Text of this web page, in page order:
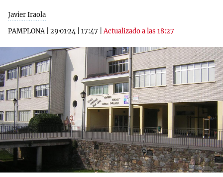
Javier Iraola
PAMPLONA| 29·01·24 17:47 |Actualizado a las 18:27